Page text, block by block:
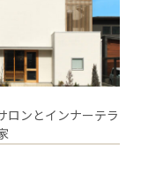
ロンとインナーテラ